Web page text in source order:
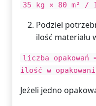
35 kg × 80 m² /
Podziel
ilość materiału
liczba
ilość w
Jeżeli jedno